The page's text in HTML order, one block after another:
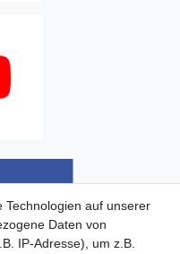
Technologien auf unserer
Daten von
IP-Adresse), um z.B.